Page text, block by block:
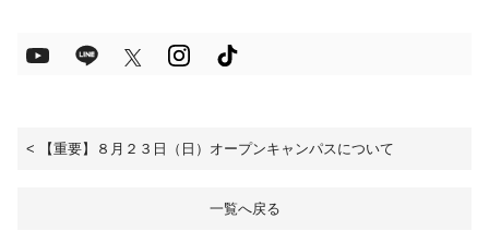
< 【重要】８月２３日（日）オープンキャンパスについて
一覧へ戻る